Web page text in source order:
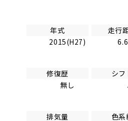
年式
2015(H27)
走行
修復歴
無し
シフ
排気量
色系